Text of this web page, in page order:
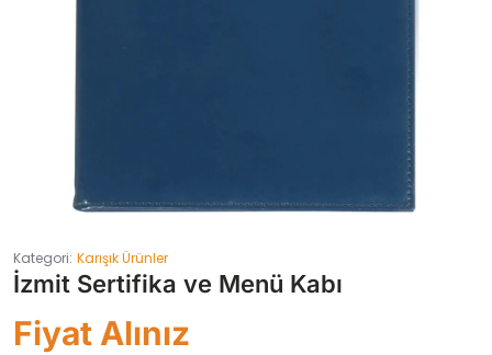
Kategori: Karışık Ürünler
İzmit Sertifika ve Menü Kabı
Fiyat Alınız